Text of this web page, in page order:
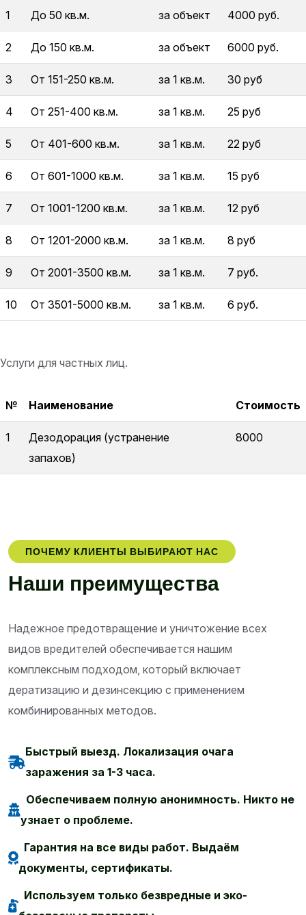
1 До 50 кв.м. за объект 4000 руб.
2 До 150 кв.м. за объект 6000 руб.
3 От 151-250 кв.м. за 1 кв.м. 30 руб
4 От 251-400 кв.м. за 1 кв.м. 25 руб
5 От 401-600 кв.м. за 1 кв.м. 22 руб
6 От 601-1000 кв.м. за 1 кв.м. 15 руб
7 От 1001-1200 кв.м. за 1 кв.м. 12 руб
8 От 1201-2000 кв.м. за 1 кв.м. 8 руб
9 От 2001-3500 кв.м. за 1 кв.м. 7 руб.
10 От 3501-5000 кв.м. за 1 кв.м. 6 руб.
Услуги для частных лиц.
№ Наименование Стоимость
1
Дезодорация (устранение
запахов)
8000
ПОЧЕМУ КЛИЕНТЫ ВЫБИРАЮТ НАС
Наши преимущества
Надежное предотвращение и уничтожение всех
видов вредителей обеспечивается нашим
комплексным подходом, который включает
дератизацию и дезинсекцию с применением
комбинированных методов.
Быстрый выезд. Локализация очага
заражения за 1-3 часа.
Обеспечиваем полную анонимность. Никто не
узнает о проблеме.
Гарантия на все виды работ. Выдаём
документы, сертификаты.
Используем только безвредные и эко-